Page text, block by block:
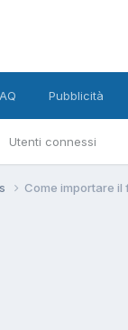
Utenti connessi
Pubblicità
Come importare il